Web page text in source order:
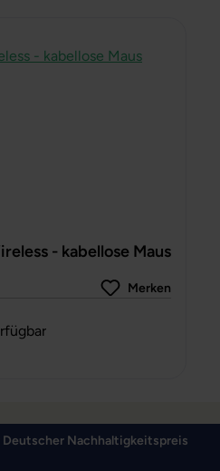
- kabellose Maus
von 5 Sternen
Merken
Deutscher Nachhaltigkeitspreis